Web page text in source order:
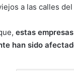
a las calles del
estas
han sido